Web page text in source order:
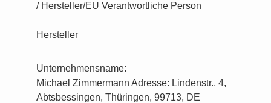
/ Hersteller/EU Verantwortliche Person
Hersteller
Unternehmensname:
Michael Zimmermann Adresse: Lindenstr., 4,
Abtsbessingen, Thüringen, 99713, DE